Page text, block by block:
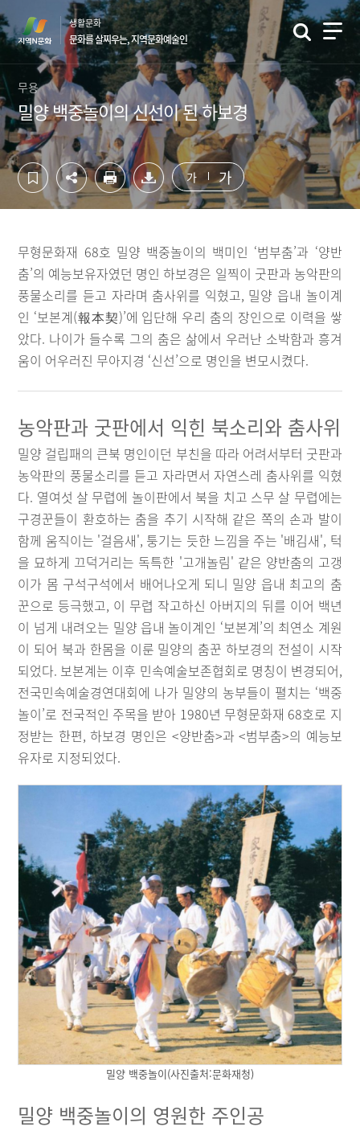
컨
텐
츠
영
역
바
로
가
기
하
단
영
역
바
로
가
기
생활문화
문화를 살찌우는, 지역문화예술인
무용
밀양 백중놀이의 신선이 된 하보경
가 가
무형문화재 68호 밀양 백중놀이의 백미인 ‘범부춤’과 ‘양반
춤’의 예능보유자였던 명인 하보경은 일찍이 굿판과 농악판의
풍물소리를 듣고 자라며 춤사위를 익혔고, 밀양 읍내 놀이계
인 ‘보본계(報本契)’에 입단해 우리 춤의 장인으로 이력을 쌓
았다. 나이가 들수록 그의 춤은 삶에서 우러난 소박함과 흥겨
움이 어우러진 무아지경 ‘신선’으로 명인을 변모시켰다.
농악판과 굿판에서 익힌 북소리와 춤사위
밀양 걸립패의 큰북 명인이던 부친을 따라 어려서부터 굿판과
농악판의 풍물소리를 듣고 자라면서 자연스레 춤사위를 익혔
다. 열여섯 살 무렵에 놀이판에서 북을 치고 스무 살 무렵에는
구경꾼들이 환호하는 춤을 추기 시작해 같은 쪽의 손과 발이
함께 움직이는 '걸음새', 퉁기는 듯한 느낌을 주는 '배김새', 턱
을 묘하게 끄덕거리는 독특한 '고개놀림' 같은 양반춤의 고갱
이가 몸 구석구석에서 배어나오게 되니 밀양 읍내 최고의 춤
꾼으로 등극했고, 이 무렵 작고하신 아버지의 뒤를 이어 백년
이 넘게 내려오는 밀양 읍내 놀이계인 ‘보본계’의 최연소 계원
이 되어 북과 한몸을 이룬 밀양의 춤꾼 하보경의 전설이 시작
되었다. 보본계는 이후 민속예술보존협회로 명칭이 변경되어,
전국민속예술경연대회에 나가 밀양의 농부들이 펼치는 ‘백중
놀이’로 전국적인 주목을 받아 1980년 무형문화재 68호로 지
정받는 한편, 하보경 명인은 <양반춤>과 <범부춤>의 예능보
유자로 지정되었다.
밀양 백중놀이(사진출처:문화재청)
밀양 백중놀이의 영원한 주인공